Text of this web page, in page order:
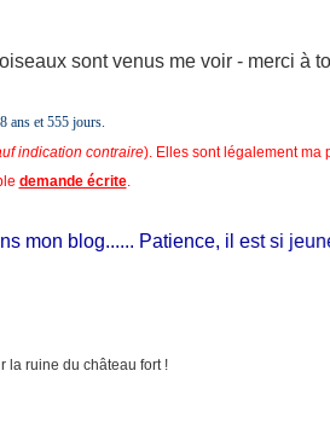
sont venus me voir - merci à
ans et555 jours.
indication contraire). Elles sont légalement ma
demande écrite.
mon blog...... Patience, il est si jeune